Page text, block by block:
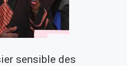
sensible des